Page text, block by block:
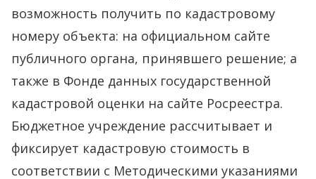
возможность получить по кадастровому
номеру объекта: на официальном сайте
публичного органа, принявшего решение; а
также в Фонде данных государственной
кадастровой оценки на сайте Росреестра.
Бюджетное учреждение рассчитывает и
фиксирует кадастровую стоимость в
соответствии с Методическими указаниями